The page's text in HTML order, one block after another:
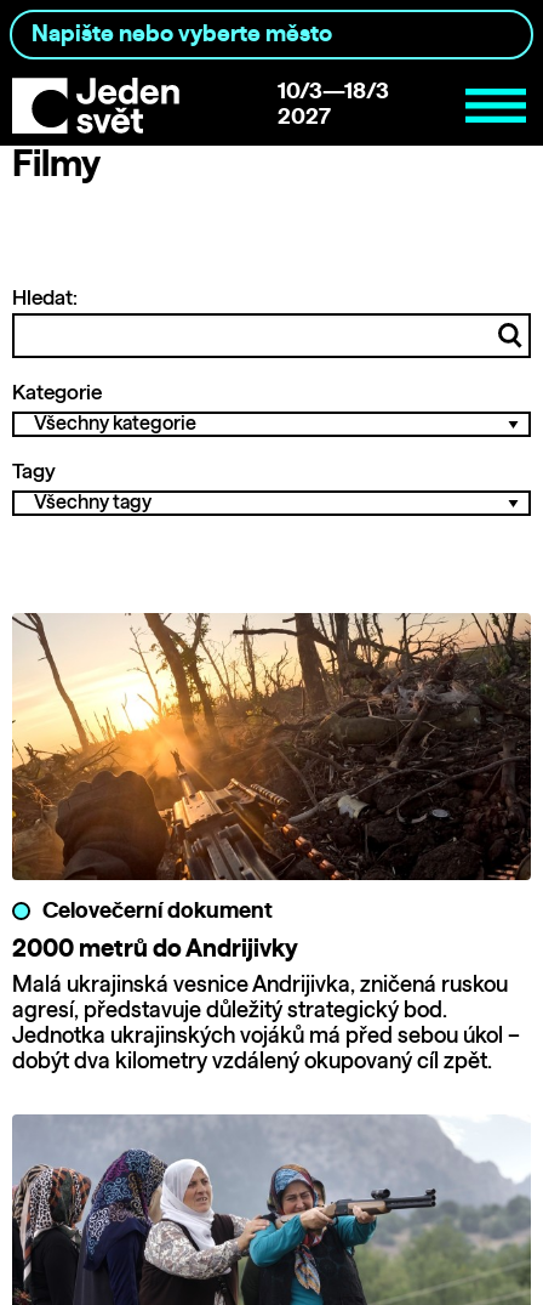
10/3—18/3
2027
Filmy
Hledat:
Kategorie
Tagy
Celovečerní dokument
2000 metrů do Andrijivky
Malá ukrajinská vesnice Andrijivka, zničená ruskou
agresí, představuje důležitý strategický bod.
Jednotka ukrajinských vojáků má před sebou úkol –
dobýt dva kilometry vzdálený okupovaný cíl zpět.